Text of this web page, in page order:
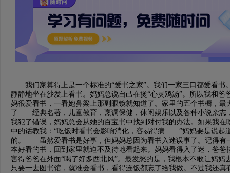
我们家算得上是一个标准的“爱书之家”。我们一家三口都爱看书
静静地坐在沙发上看书。妈妈总说自己在煲“心灵鸡汤”。所以我和
妈很爱看书，一看她鼻梁上那副眼镜就知道了。家里的五个书橱，最
了——经典名著，儿童教育，烹调保健，休闲娱乐以及各种小说杂志
我犯了错误，妈妈总会从她的百宝书中找到对付我的办法。如果我在
中的话教我：“吃饭时看书会影响消化，容易得病……”妈妈要是说起
的。 虽然爱看书是好事，但妈妈总因为看书入迷误事了。记得有
本好看的书，回到家里就迫不及待地看起来。妈妈看得入了迷，爸爸
害得爸爸在外面“喝了好多西北风”。最发愁的是，我根本不敢让妈妈
只要一去图书馆，就准会看书，看得连饭都忘了给我做。不过我还真